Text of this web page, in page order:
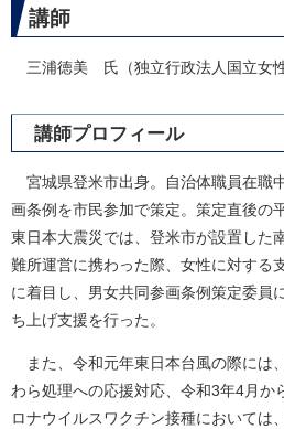
講師
三浦徳美 氏（独立行政法人国立女
講師プロフィール
宮城県登米市出身。自治体職員在職
画条例を市民参加で策定。策定直後の
東日本大震災では、登米市が設置した
難所運営に携わった際、女性に対する
に着目し、男女共同参画条例策定委員
ち上げ支援を行った。
また、令和元年東日本台風の際には
わら処理への応援対応、令和3年4月か
ロナウイルスワクチン接種においては